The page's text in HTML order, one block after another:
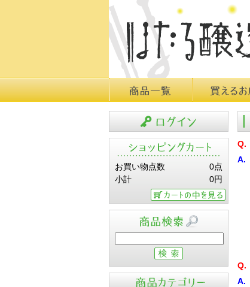
ログイン
お買い物点数
0点
小計
0円
カートの中を見る
Q.
A.
Q.
A.